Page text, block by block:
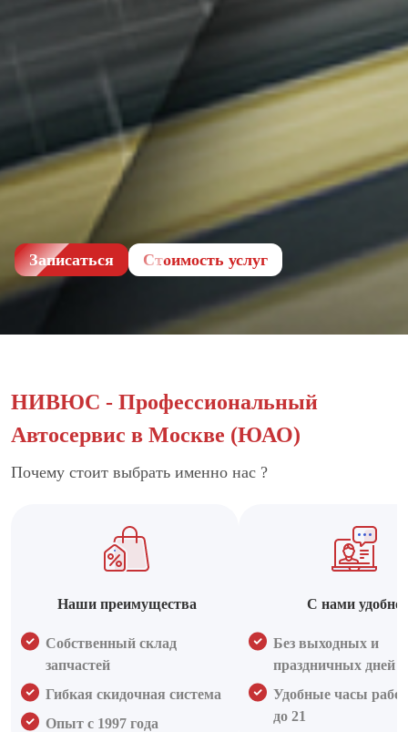
Записаться Cтоимость услуг
НИВЮС - Профессиональный
Автосервис в Москве (ЮАО)
Почему стоит выбрать именно нас ?
Наши преимущества
Собственный склад
запчастей
Гибкая скидочная система
Опыт с 1997 года
С нами удобно
Без выходных и
праздничных дней
Удобные часы
до 21